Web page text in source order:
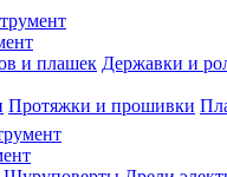
и плашек Державки и
Протяжки и прошивки